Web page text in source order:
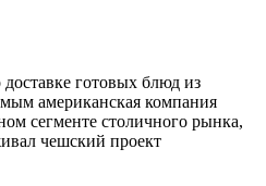
готовых блюд из
американская компания
сегменте столичного рынка,
чешский проект